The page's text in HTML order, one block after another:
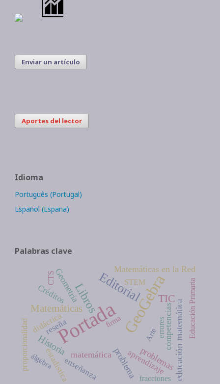
Enviar un artículo
Aportes del lector
Idioma
Português (Portugal)
Español (España)
Palabras clave
PortadaGeoGebra
Editorial
Libros TIC
Matemáticas educación matemática
Historia matemática
Matemáticas en la Red
problema
Geometría
problemas
estadística
reseña
Créditos
aprendizaje
didáctica
enseñanza
competencias Educación Primaria
STEM
álgebra
errores
firma
proporcionalidad Arte
fracciones
CTS